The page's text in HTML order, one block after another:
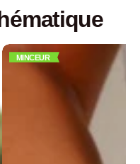
MINCEUR